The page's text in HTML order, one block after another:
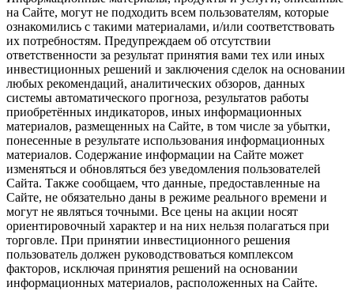
на Сайте, могут не подходить всем пользователям, которые
ознакомились с такими материалами, и/или соответствовать
их потребностям. Предупреждаем об отсутствии
ответственности за результат принятия вами тех или иных
инвестиционных решений и заключения сделок на основании
любых рекомендаций, аналитических обзоров, данных
системы автоматического прогноза, результатов работы
приобретённых индикаторов, иных информационных
материалов, размещенных на Сайте, в том числе за убытки,
понесенные в результате использования информационных
материалов. Содержание информации на Сайте может
изменяться и обновляться без уведомления пользователей
Сайта. Также сообщаем, что данные, предоставленные на
Сайте, не обязательно даны в режиме реального времени и
могут не являться точными. Все цены на акции носят
ориентировочный характер и на них нельзя полагаться при
торговле. При принятии инвестиционного решения
пользователь должен руководствоваться комплексом
факторов, исключая принятия решений на основании
информационных материалов, расположенных на Сайте.